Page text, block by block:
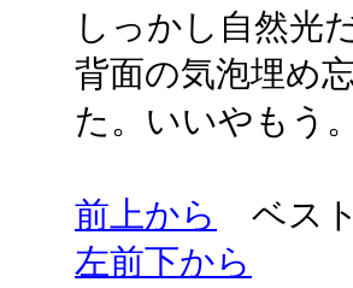
しっかし自然光
背面の気泡埋め
た。いいやもう。
前上から
ベス
左前下から